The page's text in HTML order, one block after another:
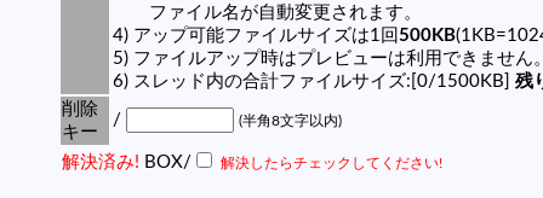
ファイル名が自動変更されます。
4) アップ可能ファイルサイズは1回 500KB
5) ファイルアップ時はプレビューは利用できません
6) スレッド内の合計ファイルサイズ:[0/1500KB] 残
削除
キー
/ (半角8文字以内)
解決済み! BOX/ 解決したらチェックしてください!